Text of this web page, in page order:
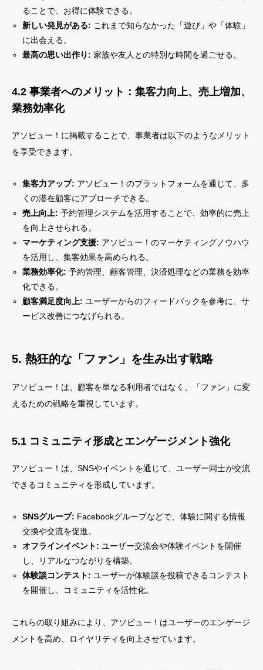
ることで、お得に体験できる。
新しい発見がある: これまで知らなかった「遊び」や「体験」
に出会える。
最高の思い出作り: 家族や友人との特別な時間を過ごせる。
4.2 事業者へのメリット：集客力向上、売上増加、
業務効率化
アソビュー！に掲載することで、事業者は以下のようなメリット
を享受できます。
集客力アップ: アソビュー！のプラットフォームを通じて、多
くの潜在顧客にアプローチできる。
売上向上: 予約管理システムを活用することで、効率的に売上
を向上させられる。
マーケティング支援: アソビュー！のマーケティングノウハウ
を活用し、集客効果を高められる。
業務効率化: 予約管理、顧客管理、決済処理などの業務を効率
化できる。
顧客満足度向上: ユーザーからのフィードバックを参考に、サ
ービス改善につなげられる。
5. 熱狂的な「ファン」を生み出す戦略
アソビュー！は、顧客を単なる利用者ではなく、「ファン」に変
えるための戦略を重視しています。
5.1 コミュニティ形成とエンゲージメント強化
アソビュー！は、SNSやイベントを通じて、ユーザー同士が交流
できるコミュニティを形成しています。
SNSグループ: Facebookグループなどで、体験に関する情報
交換や交流を促進。
オフラインイベント: ユーザー交流会や体験イベントを開催
し、リアルなつながりを構築。
体験談コンテスト: ユーザーが体験談を投稿できるコンテスト
を開催し、コミュニティを活性化。
これらの取り組みにより、アソビュー！はユーザーのエンゲージ
メントを高め、ロイヤリティを向上させています。